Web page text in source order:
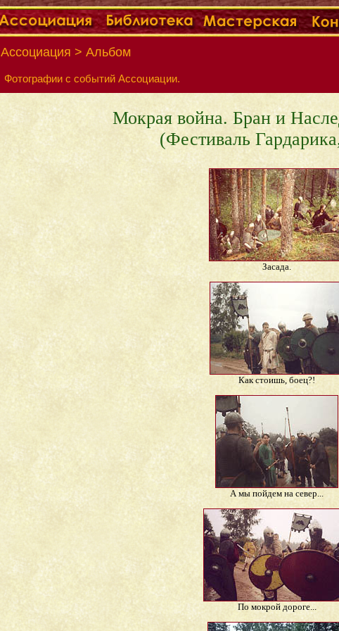
Ассоциация > Альбом
Фотографии с событий Ассоциации.
Мокрая война. Бран и
(Фестиваль
Засада.
Как стоишь, боец?!
А мы пойдем на север...
По мокрой дороге...